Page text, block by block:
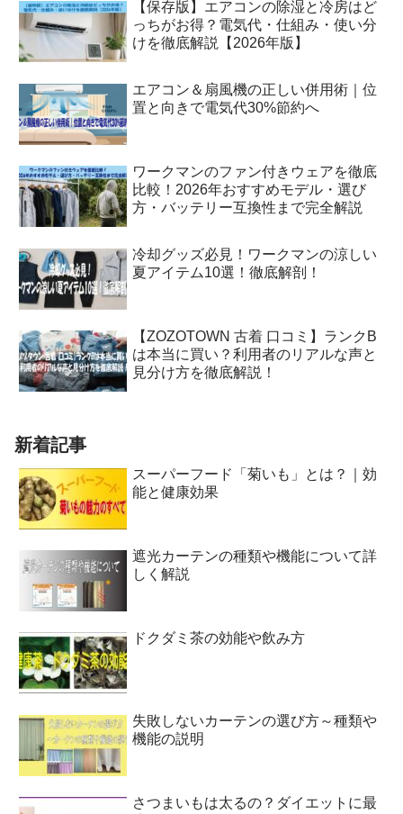
【保存版】エアコンの除湿と冷房はど
っちがお得？電気代・仕組み・使い分
けを徹底解説【2026年版】
エアコン＆扇風機の正しい併用術｜位
置と向きで電気代30%節約へ
ワークマンのファン付きウェアを徹底
比較！2026年おすすめモデル・選び
方・バッテリー互換性まで完全解説
冷却グッズ必見！ワークマンの涼しい
夏アイテム10選！徹底解剖！
【ZOZOTOWN 古着 口コミ】ランクB
は本当に買い？利用者のリアルな声と
見分け方を徹底解説！
新着記事
スーパーフード「菊いも」とは？｜効
能と健康効果
遮光カーテンの種類や機能について詳
しく解説
ドクダミ茶の効能や飲み方
失敗しないカーテンの選び方～種類や
機能の説明
さつまいもは太るの？ダイエットに最